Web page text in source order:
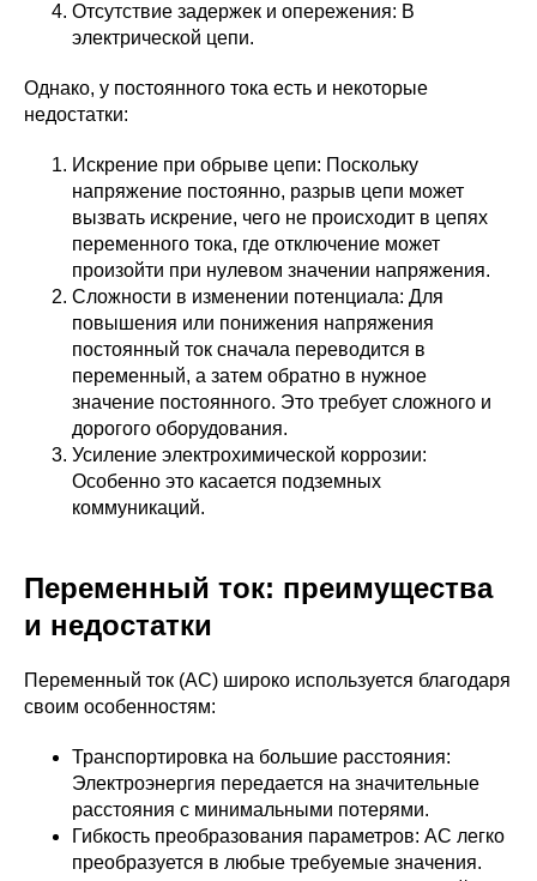
Отсутствие задержек и опережения: В
электрической цепи.
Однако, у постоянного тока есть и некоторые
недостатки:
Искрение при обрыве цепи: Поскольку
напряжение постоянно, разрыв цепи может
вызвать искрение, чего не происходит в цепях
переменного тока, где отключение может
произойти при нулевом значении напряжения.
Сложности в изменении потенциала: Для
повышения или понижения напряжения
постоянный ток сначала переводится в
переменный, а затем обратно в нужное
значение постоянного. Это требует сложного и
дорогого оборудования.
Усиление электрохимической коррозии:
Особенно это касается подземных
коммуникаций.
Переменный ток: преимущества
и недостатки
Переменный ток (AC) широко используется благодаря
своим особенностям:
Транспортировка на большие расстояния:
Электроэнергия передается на значительные
расстояния с минимальными потерями.
Гибкость преобразования параметров: AC легко
преобразуется в любые требуемые значения.